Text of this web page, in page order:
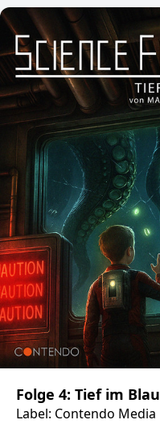
Folge 4: Tief im Blau
Label: Contendo Media